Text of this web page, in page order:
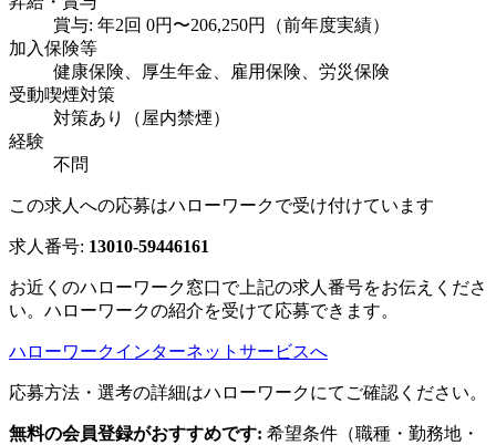
賞与: 年2回 0円〜206,250円（前年度実績）
加入保険等
健康保険、厚生年金、雇用保険、労災保険
受動喫煙対策
対策あり（屋内禁煙）
経験
不問
この求人への応募はハローワークで受け付けています
求人番号: 13010-59446161
お近くのハローワーク窓口で上記の求人番号をお伝えくださ
い。ハローワークの紹介を受けて応募できます。
ハローワークインターネットサービスへ
応募方法・選考の詳細はハローワークにてご確認ください。
無料の会員登録がおすすめです: 希望条件（職種・勤務地・